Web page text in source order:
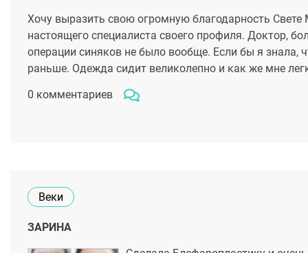
Хочу выразить свою огромную благодарность
настоящего специалиста своего профиля. Доктор,
операции синяков не было вообще. Если бы я знала,
раньше. Одежда сидит великолепно и как же мне
0 комментариев
Веки
ЗАРИНА